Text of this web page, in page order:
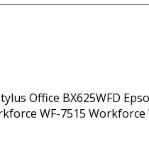
Office BX625WFD
WF-7515 Workforce